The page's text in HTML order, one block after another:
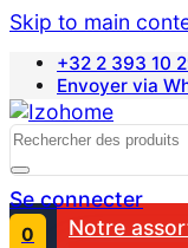
Skip to main
+32 2 393 10
Envoyer via
Nederlands
Search
Se connecter
0 Notre